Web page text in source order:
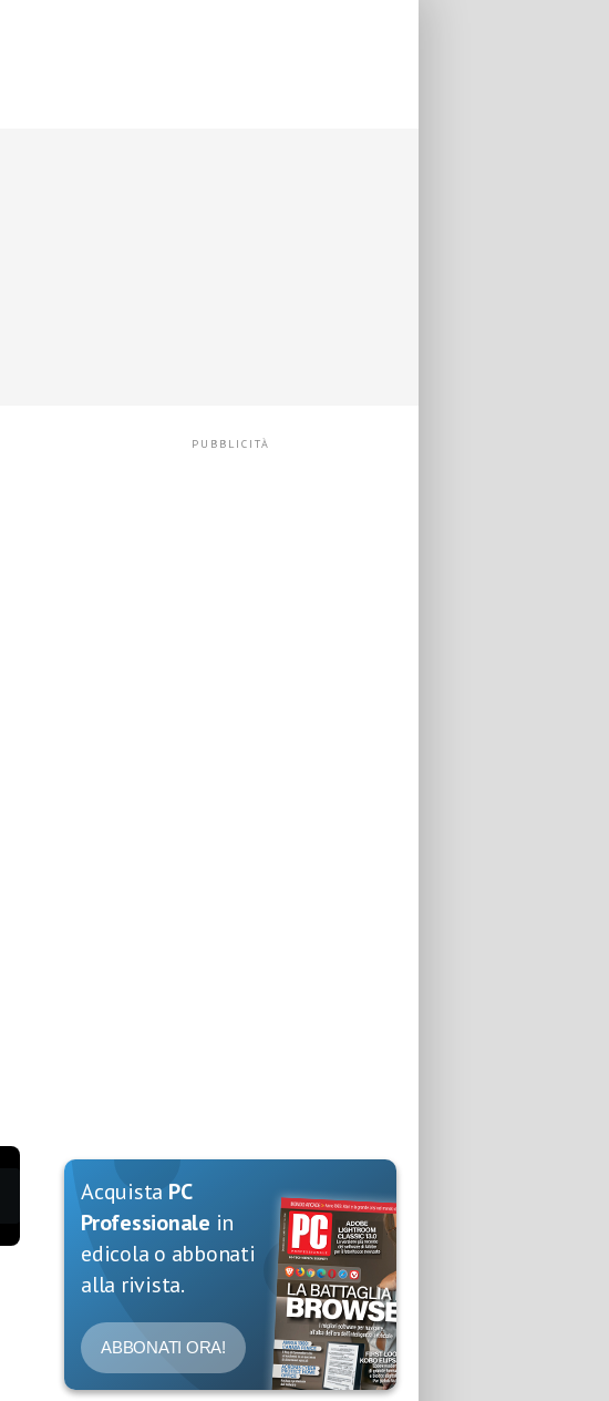
Acquista PC
Professionale in
edicola o abbonati
alla rivista.
ABBONATI ORA!